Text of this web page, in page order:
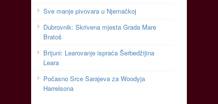
Sve manje pivovara u Njemačkoj
Dubrovnik: Skrivena mjesta Grada Mare
Bratoš
Brijuni: Learovanje ispraća Šerbedžijina
Leara
Počasno Srce Sarajeva za Woodyja
Harrelsona